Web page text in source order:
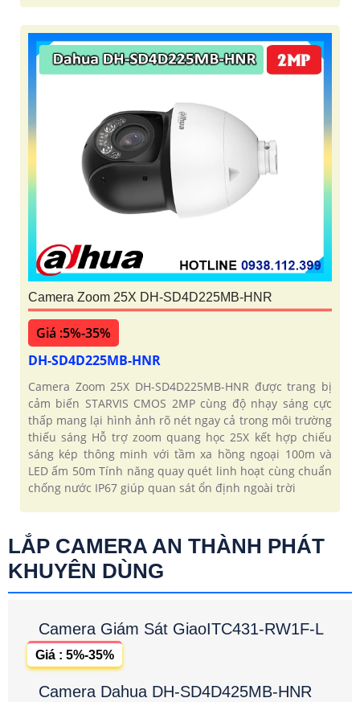
Camera Zoom 25X DH-SD4D225MB-HNR
Giá :5%-35%
DH-SD4D225MB-HNR
Camera Zoom 25X DH-SD4D225MB-HNR được trang bị
cảm biến STARVIS CMOS 2MP cùng độ nhạy sáng cực
thấp mang lại hình ảnh rõ nét ngay cả trong môi trường
thiếu sáng Hỗ trợ zoom quang học 25X kết hợp chiếu
sáng kép thông minh với tầm xa hồng ngoại 100m và
LED ấm 50m Tính năng quay quét linh hoạt cùng chuẩn
chống nước IP67 giúp quan sát ổn định ngoài trời
LẮP CAMERA AN THÀNH PHÁT
KHUYÊN DÙNG
Camera Giám Sát GiaoITC431-RW1F-L
Giá : 5%-35%
Camera Dahua DH-SD4D425MB-HNR